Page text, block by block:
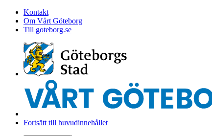
Kontakt
Om Vårt Göteborg
Till goteborg.se
Fortsätt till huvudinnehållet